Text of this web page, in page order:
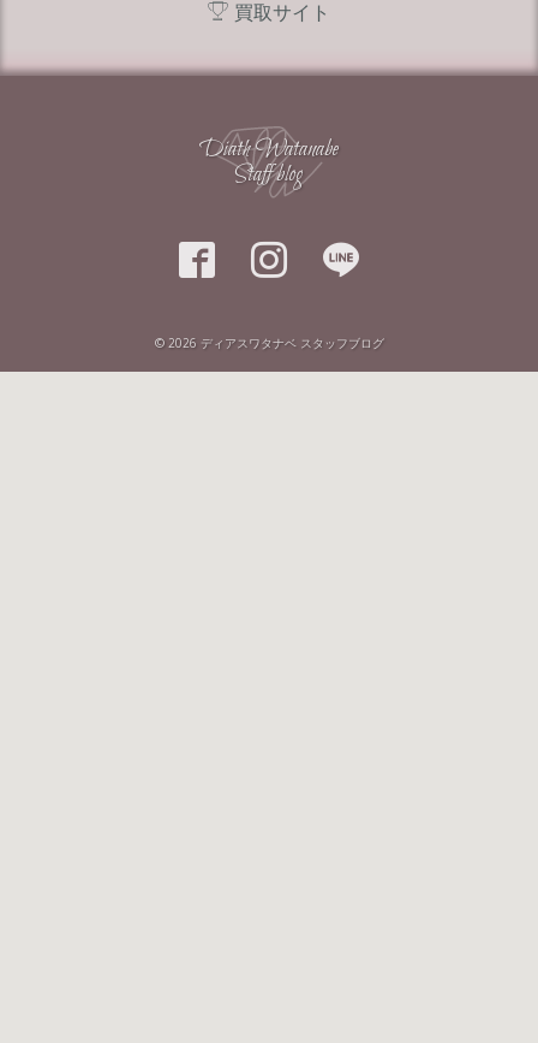
買取サイト
Diath Watanabe
Staff blog
  
© 2026 ディアスワタナベ スタッフブログ